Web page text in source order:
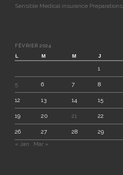
Sensible Medical insurance Preparations
FÉVRIER 2024
L
M M J
1
5 6 7 8
12 13 14 15
19 20 21 22
26 27 28
29
« Jan
Mar »